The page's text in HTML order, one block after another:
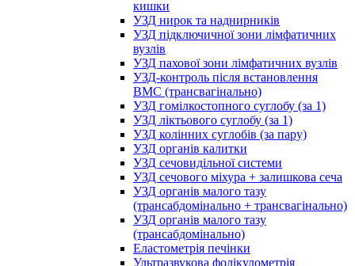
кишки
УЗД нирок та наднирників
УЗД підключичної зони лімфатичних
вузлів
УЗД пахової зони лімфатичних вузлів
УЗД-контроль після встановлення
ВМС (трансвагінально)
УЗД гомілкостопного суглобу (за 1)
УЗД ліктьового суглобу (за 1)
УЗД колінних суглобів (за пару)
УЗД органів калитки
УЗД сечовидільної системи
УЗД сечового міхура + залишкова сеча
УЗД органів малого тазу
(трансабдомінально + трансвагінально)
УЗД органів малого тазу
(трансабдомінально)
Еластометрія печінки
Ультразвукова фолікулометрія